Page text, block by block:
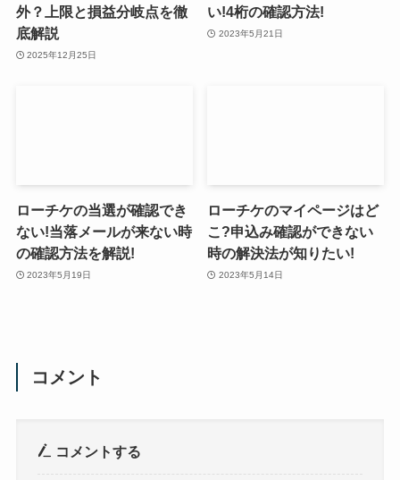
外？上限と損益分岐点を徹
底解説
2025年12月25日
い!4桁の確認方法!
2023年5月21日
ローチケの当選が確認でき
ない!当落メールが来ない時
の確認方法を解説!
2023年5月19日
ローチケのマイページはど
こ?申込み確認ができない
時の解決法が知りたい!
2023年5月14日
コメント
コメントする